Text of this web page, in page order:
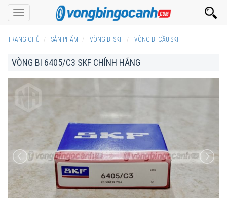
Toggle
navigation
TRANG CHỦ SẢN PHẨM VÒNG BI SKF VÒNG BI CẦU SKF
VÒNG BI 6405/C3 SKF CHÍNH HÃNG